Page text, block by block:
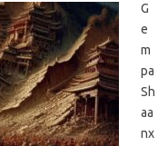
G
e
m
pa
Sh
aa
nx